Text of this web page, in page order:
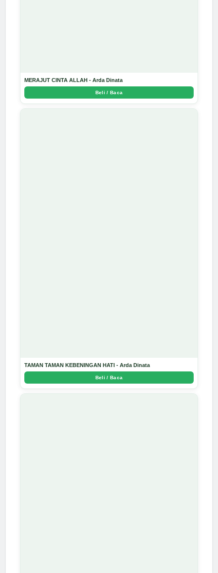
MERAJUT CINTA ALLAH - Arda Dinata
Beli / Baca
TAMAN TAMAN KEBENINGAN HATI - Arda Dinata
Beli / Baca